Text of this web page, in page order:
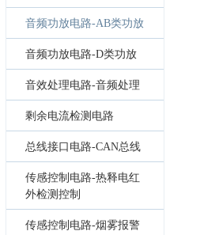
音频功放电路-AB类功放
音频功放电路-D类功放
音效处理电路-音频处理
剩余电流检测电路
总线接口电路-CAN总线
传感控制电路-热释电红
外检测控制
传感控制电路-烟雾报警